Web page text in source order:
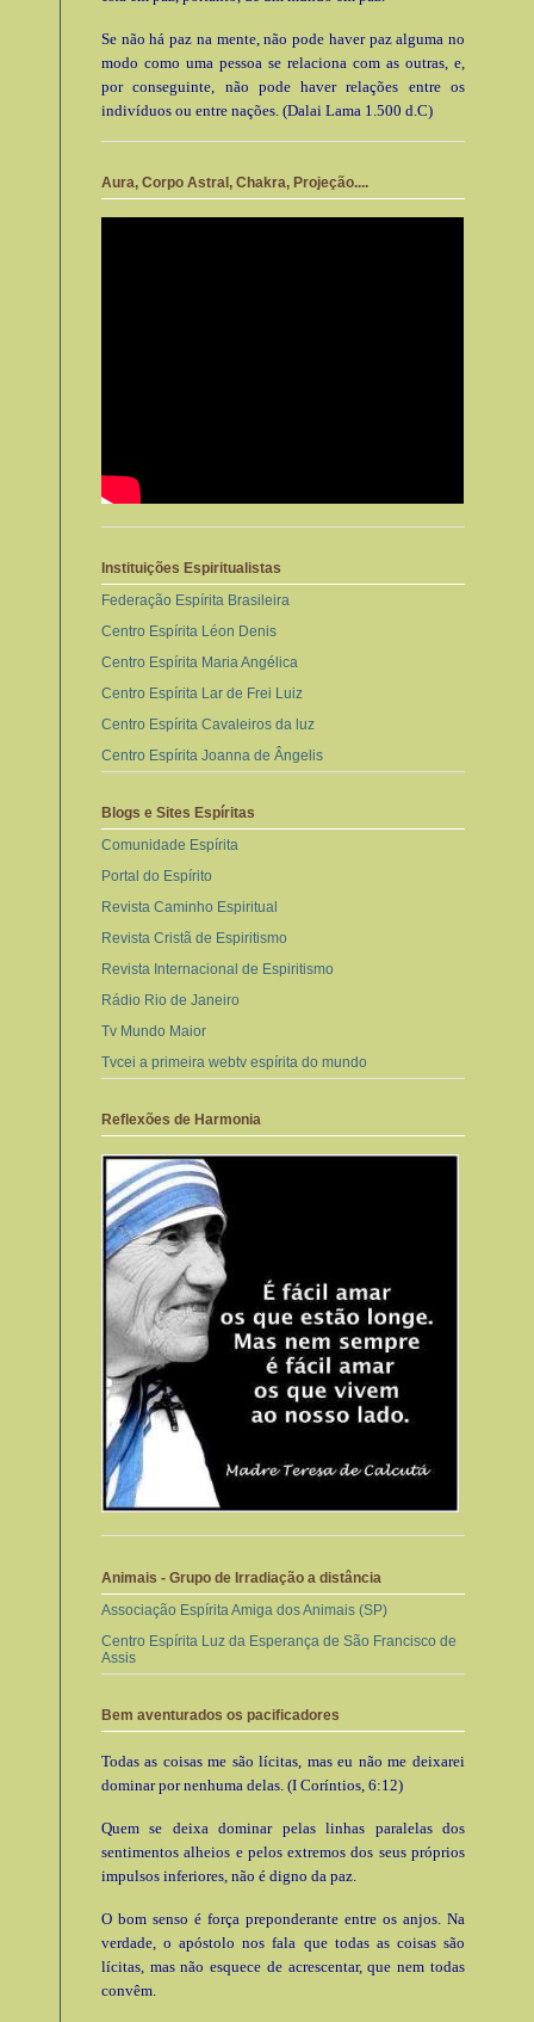
Se não há paz na mente, não pode haver paz alguma no
modo como uma pessoa se relaciona com as outras, e,
por conseguinte, não pode haver relações entre os
indivíduos ou entre nações. (Dalai Lama 1.500 d.C)
Aura, Corpo Astral, Chakra, Projeção....
Instituições Espiritualistas
Federação Espírita Brasileira
Centro Espírita Léon Denis
Centro Espírita Maria Angélica
Centro Espírita Lar de Frei Luiz
Centro Espírita Cavaleiros da luz
Centro Espírita Joanna de Ângelis
Blogs e Sites Espíritas
Comunidade Espírita
Portal do Espírito
Revista Caminho Espiritual
Revista Cristã de Espiritismo
Revista Internacional de Espiritismo
Rádio Rio de Janeiro
Tv Mundo Maior
Tvcei a primeira webtv espírita do mundo
Reflexões de Harmonia
Animais - Grupo de Irradiação a distância
Associação Espírita Amiga dos Animais (SP)
Centro Espírita Luz da Esperança de São Francisco de
Assis
Bem aventurados os pacificadores
Todas as coisas me são lícitas, mas eu não me deixarei
dominar por nenhuma delas. (I Coríntios, 6:12)
Quem se deixa dominar pelas linhas paralelas dos
sentimentos alheios e pelos extremos dos seus próprios
impulsos inferiores, não é digno da paz.
O bom senso é força preponderante entre os anjos. Na
verdade, o apóstolo nos fala que todas as coisas são
lícitas, mas não esquece de acrescentar, que nem todas
convêm.